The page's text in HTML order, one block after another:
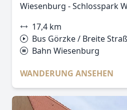
Wiesenburg - Schlosspark
17,4 km
Bus Görzke / Breite
Bahn Wiesenburg
WANDERUNG ANSEHEN